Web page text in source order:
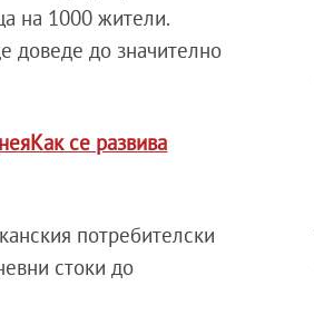
на 1000 жители.
доведе до значително
се развива
потребителски
стоки до